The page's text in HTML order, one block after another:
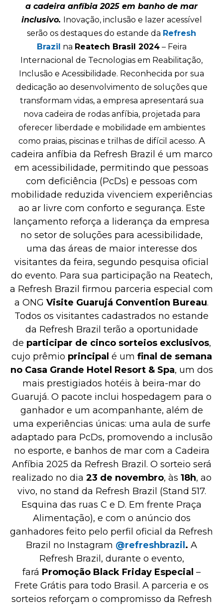
a cadeira anfíbia 2025 em banho de mar
inclusivo. Inovação, inclusão e lazer acessível
serão os destaques do estande da Refresh
Brazil na Reatech Brasil 2024– Feira
Internacional de Tecnologias em Reabilitação,
Inclusão e Acessibilidade. Reconhecida por sua
dedicação ao desenvolvimento de soluções que
transformam vidas, a empresa apresentará sua
nova cadeira de rodas anfíbia, projetada para
oferecer liberdade e mobilidade em ambientes
como praias, piscinas e trilhas de difícil acesso. A
cadeira anfíbia da Refresh Brazil é um marco
em acessibilidade, permitindo que pessoas
com deficiência (PcDs) e pessoas com
mobilidade reduzida vivenciem experiências
ao ar livre com conforto e segurança. Este
lançamento reforça a liderança da empresa
no setor de soluções para acessibilidade,
uma das áreas de maior interesse dos
visitantes da feira, segundo pesquisa oficial
do evento. Para sua participação na Reatech,
a Refresh Brazil firmou parceria especial com
a ONG Visite Guarujá Convention Bureau.
Todos os visitantes cadastrados no estande
da Refresh Brazil terão a oportunidade
de participar de cinco sorteios exclusivos,
cujo prêmio principal é um final de semana
no Casa Grande Hotel Resort & Spa, um dos
mais prestigiados hotéis à beira-mar do
Guarujá. O pacote inclui hospedagem para o
ganhador e um acompanhante, além de
uma experiências únicas: uma aula de surfe
adaptado para PcDs, promovendo a inclusão
no esporte, e banhos de mar com a Cadeira
Anfíbia 2025 da Refresh Brazil. O sorteio será
realizado no dia 23 de novembro, às 18h, ao
vivo, no stand da Refresh Brazil (Stand 517.
Esquina das ruas C e D. Em frente Praça
Alimentação), e com o anúncio dos
ganhadores feito pelo perfil oficial da Refresh
Brazil no Instagram @refreshbrazil. A
Refresh Brazil, durante o evento,
fará Promoção Black Friday Especial –
Frete Grátis para todo Brasil. A parceria e os
sorteios reforçam o compromisso da Refresh